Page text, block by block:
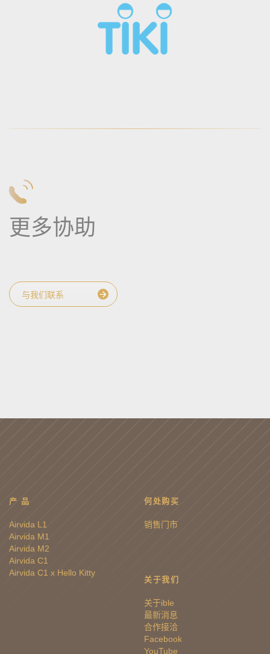
更多协助
与我们联系
产 品
Airvida L1
Airvida M1
Airvida M2
Airvida C1
Airvida C1 x Hello Kitty
何处购买
销售门市
关于我们
关于ible
最新消息
合作接洽
Facebook
YouTube